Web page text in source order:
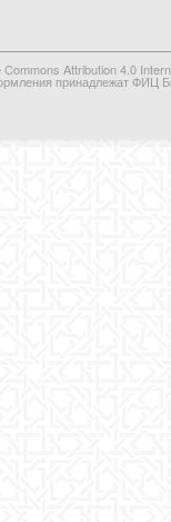
Attribution 4.0
принадлежат ФИЦ